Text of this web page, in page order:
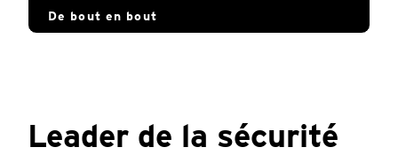
De bout en bout
Leader de la sécurité